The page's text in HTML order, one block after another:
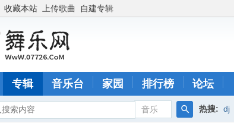
收藏本站 上传歌曲 自建专辑
专辑 音乐台 家园 排行榜 论坛
音乐 热搜: dj